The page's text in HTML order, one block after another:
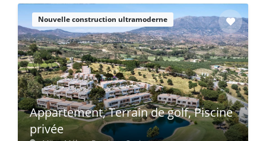
Nouvelle construction ultramoderne
Appartement, Terrain de golf, Piscine
privée